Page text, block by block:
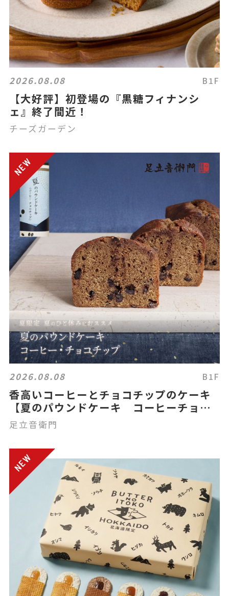
2026.08.08 B1F
【大好評】初登場の『黒糖フィナンシ
ェ』終了間近！
チーズガーデン
2026.08.08 B1F
香高いコーヒーとチョコチップのケーキ
【夏のパウンドケーキ コーヒーチョコ
チップ】
足立音衛門